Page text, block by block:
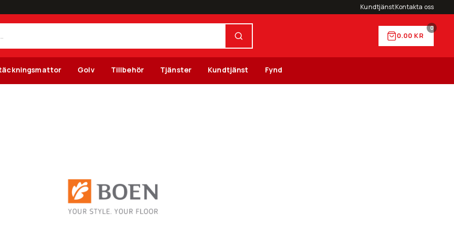
KundtjänstKontakta oss
0.00 KR
0
Golv Tillbehör Tjänster Kundtjänst Fynd